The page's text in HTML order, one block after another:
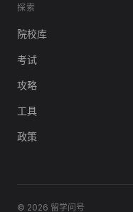
探索
院校库
考试
攻略
工具
政策
© 2026 留学问号